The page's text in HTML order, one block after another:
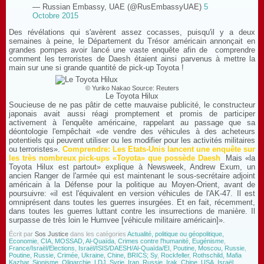
— Russian Embassy, UAE (@RusEmbassyUAE) 5
Octobre 2015
Des révélations qui s'avèrent assez cocasses, puisqu'il y a deux
semaines à peine, le Département du Trésor américain annonçait en
grandes pompes avoir lancé une vaste enquête afin de comprendre
comment les terroristes de Daesh étaient ainsi parvenus à mettre la
main sur une si grande quantité de pick-up Toyota !
© Yuriko Nakao Source: Reuters
Le Toyota Hilux
Soucieuse de ne pas pâtir de cette mauvaise publicité, le constructeur
japonais avait aussi réagi promptement et promis de participer
activement à l'enquête américaine, rappelant au passage que sa
déontologie l'empêchait «de vendre des véhicules à des acheteurs
potentiels qui peuvent utiliser ou les modifier pour les activités militaires
ou terroristes». Comprendre: Les Etats-Unis lancent une enquête sur
les très nombreux pick-ups «Toyota» que possède Daesh
Mais «la
Toyota Hilux est partout» explique à Newsweek, Andrew Exum, un
ancien Ranger de l'armée qui est maintenant le sous-secrétaire adjoint
américain à la Défense pour la politique au Moyen-Orient, avant de
poursuivre: «il est l'équivalent en version véhicules de l'AK-47. Il est
omniprésent dans toutes les guerres insurgées. Et en fait, récemment,
dans toutes les guerres luttant contre les insurrections de manière. Il
surpasse de très loin le Humvee [véhicule militaire américain]».
Écrit par Sos Justice dans les catégories Actualité, politique ou géopolitique,
Economie CIA, MOSSAD, Al-Quaïda Crimes contre l'humanité, Eugénisme
France/Israël/Elections
Israël/ISIS/DAESH/Al-Quaïda/EI Poutine, Moscou, Russie
Poutine, Russie, Crimée, Ukraine, Chine, BRICS; Sy, Rockfeller, Rothschild, Mafia
Kazhar, Sionisme, Oligarchie, LDJ Syrie, Iran, Russie, Irak, Chine USA, Israël